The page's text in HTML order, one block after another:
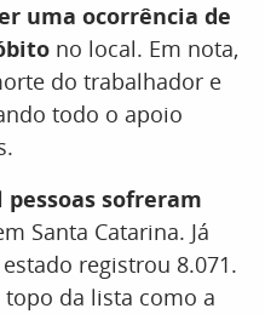
uma ocorrência de
no local. Em nota,
do trabalhador e
todo o apoio
pessoas sofreram
Santa Catarina. Já
registrou 8.071.
topo da lista como a